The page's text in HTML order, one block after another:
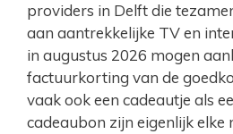
providers in Delft die
aan aantrekkelijke TV en
in augustus 2026 mogen
factuurkorting van de
vaak ook een cadeautje als
cadeaubon zijn eigenlijk elke